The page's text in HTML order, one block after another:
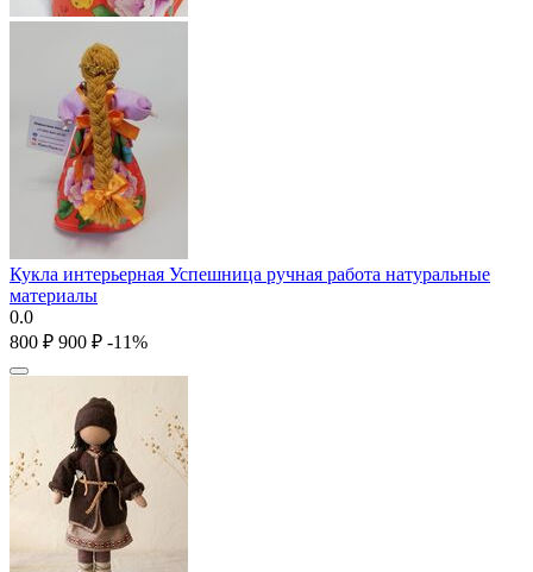
Кукла интерьерная Успешница ручная работа натуральные
материалы
0.0
‍800‍ ₽ ‍900‍ ₽ -11%